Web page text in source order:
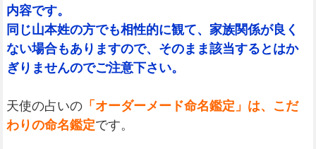
内容です。
同じ山本姓の方でも相性的に観て、家族関係が良く
ない場合もありますので、そのまま該当するとはか
ぎりませんのでご注意下さい。
天使の占いの「オーダーメード命名鑑定」は、こだ
わりの命名鑑定です。